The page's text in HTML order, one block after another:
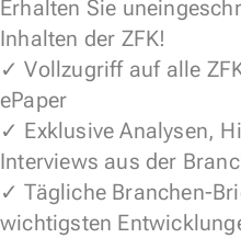
Erhalten Sie
Inhalten der ZFK!
✓ Vollzugriff auf alle
ePaper
✓ Exklusive Analysen,
Interviews aus der
✓ Tägliche Branchen-
wichtigsten